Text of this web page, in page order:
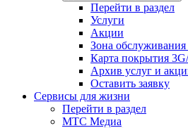
Перейти в раздел
Услуги
Акции
Зона обслуживания
Карта покрытия
Архив услуг и
Оставить заявку
Сервисы для жизни
Перейти в раздел
МТС Медиа